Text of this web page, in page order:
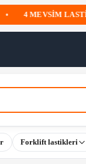
4 MEVSIM LASTIK
Forklift lastikleri